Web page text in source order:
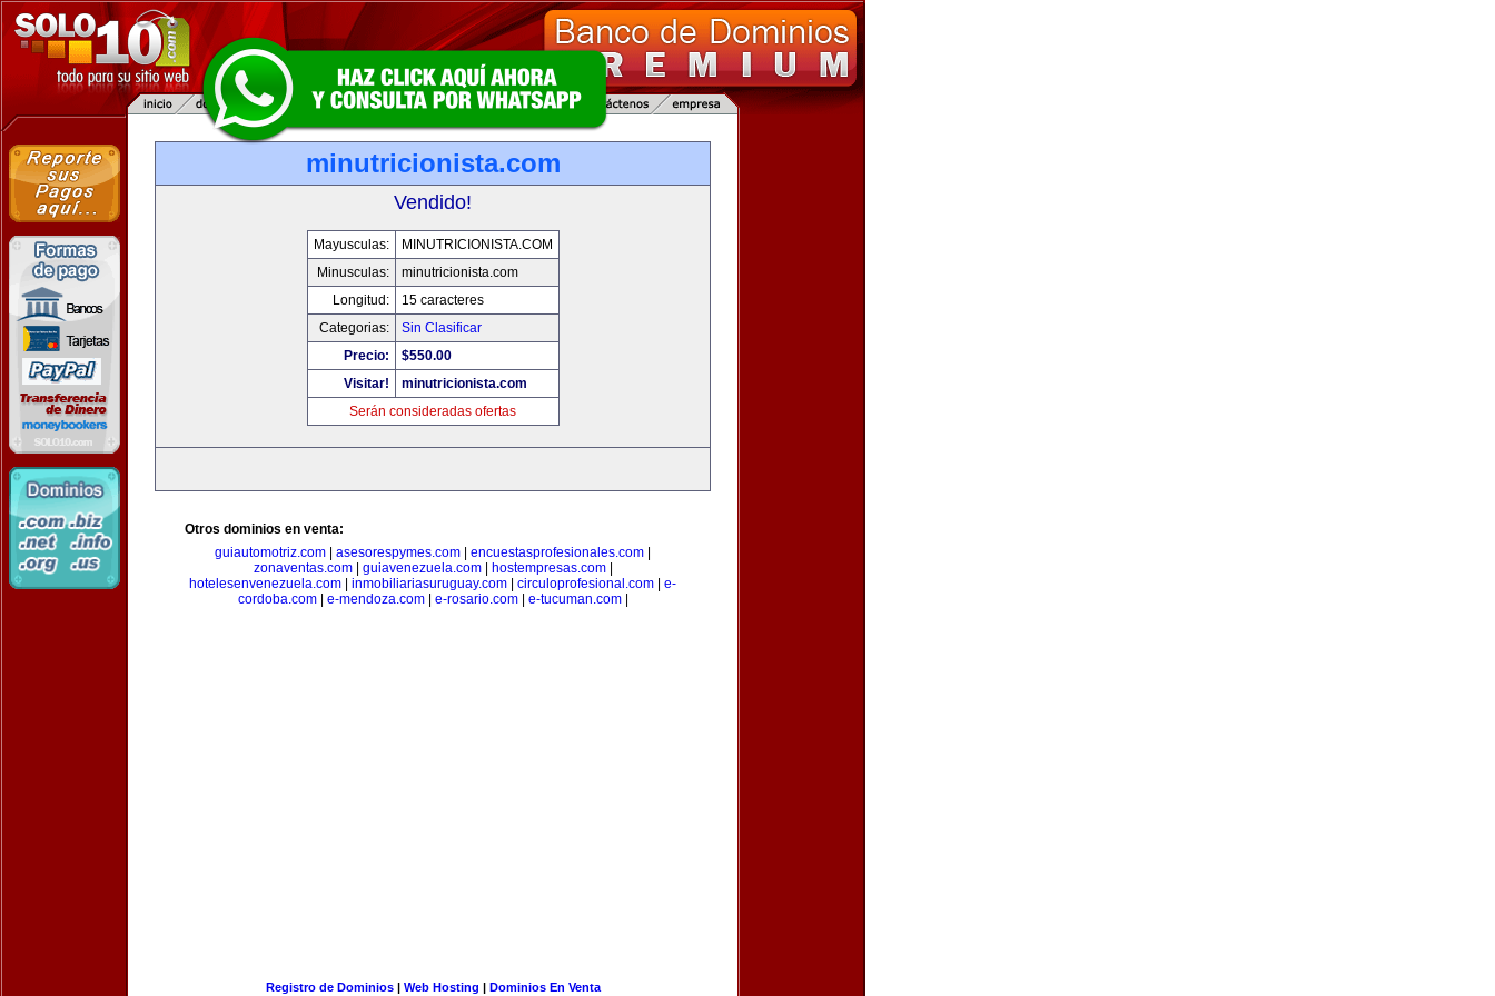
minutricionista.com
Vendido!
Mayusculas:
MINUTRICIONISTA.COM
Minusculas:
minutricionista.com
Longitud:
15 caracteres
Categorias:
Sin Clasificar
Precio:
$550.00
Visitar!
minutricionista.com
Serán consideradas ofertas
Otros dominios en venta:
guiautomotriz.com
asesorespymes.com encuestasprofesionales.com
zonaventas.com| guiavenezuela.com| hostempresas.com|
hotelesenvenezuela.com
inmobiliariasuruguay.com circuloprofesional.com
e-
cordoba.com| e-mendoza.com| e-rosario.com| e-tucuman.com|
Registro de Dominios| Web Hosting | Dominios En Venta